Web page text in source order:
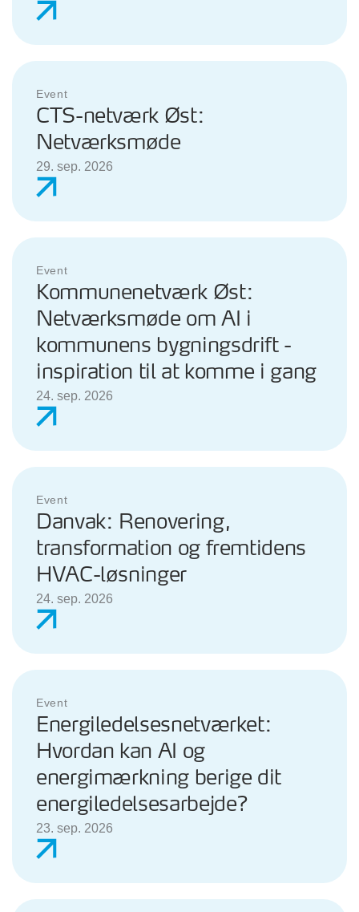
Event
CTS-netværk Øst:
Netværksmøde
29. sep. 2026
Event
Kommunenetværk Øst:
Netværksmøde om AI i
kommunens bygningsdrift -
inspiration til at komme i gang
24. sep. 2026
Event
Danvak: Renovering,
transformation og fremtidens
HVAC-løsninger
24. sep. 2026
Event
Energiledelsesnetværket:
Hvordan kan AI og
energimærkning berige dit
energiledelsesarbejde?
23. sep. 2026